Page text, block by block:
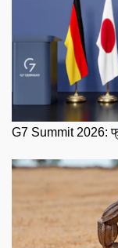
G7 Summit 2026: